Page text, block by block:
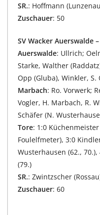
SR.: Hoffmann
Zuschauer: 50
SV Wacker Auerswalde
Auerswalde: Ullrich;
Starke, Walther
Opp (Gluba), Winkler, S.
Marbach: Ro. Vorwerk;
Vogler, H. Marbach, R.
Schäfer (N.
Tore: 1:0
Foulelfmeter), 3:0
Wusterhausen (62.,
(79.)
SR.: Zwintzscher
Zuschauer: 60